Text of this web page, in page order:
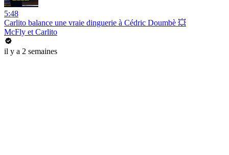
5:48
Carlito balance une vraie dinguerie à Cédric Doumbè 💥
McFly et Carlito
il y a 2 semaines